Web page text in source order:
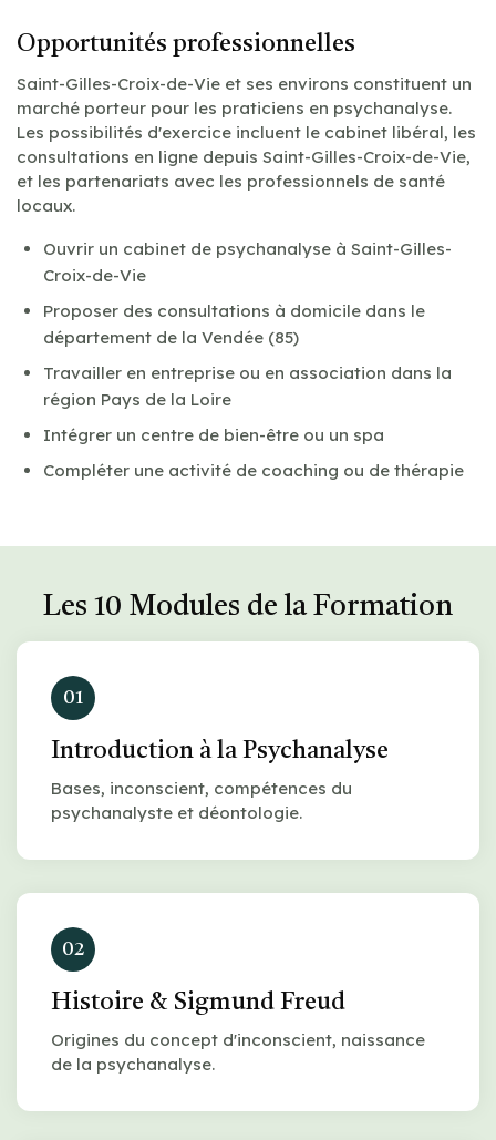
Opportunités professionnelles
Saint-Gilles-Croix-de-Vie et ses environs constituent un
marché porteur pour les praticiens en psychanalyse.
Les possibilités d'exercice incluent le cabinet libéral, les
consultations en ligne depuis Saint-Gilles-Croix-de-Vie,
et les partenariats avec les professionnels de santé
locaux.
Ouvrir un cabinet de psychanalyse à Saint-Gilles-
Croix-de-Vie
Proposer des consultations à domicile dans le
département de la Vendée (85)
Travailler en entreprise ou en association dans la
région Pays de la Loire
Intégrer un centre de bien-être ou un spa
Compléter une activité de coaching ou de thérapie
Les 10 Modules de la Formation
01
Introduction à la Psychanalyse
Bases, inconscient, compétences du
psychanalyste et déontologie.
02
Histoire & Sigmund Freud
Origines du concept d'inconscient, naissance
de la psychanalyse.